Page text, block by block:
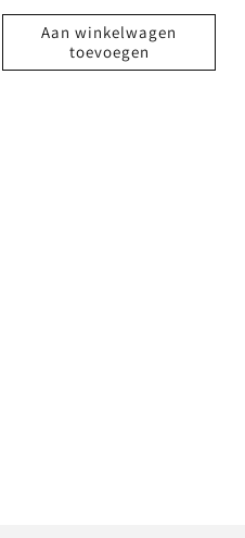
prijs
Aan winkelwagen
toevoegen